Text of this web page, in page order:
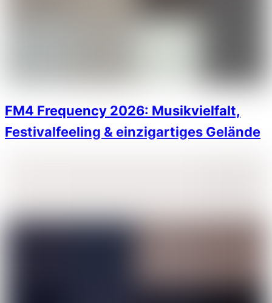
FM4 Frequency 2026: Musikvielfalt,
Festivalfeeling & einzigartiges Gelände